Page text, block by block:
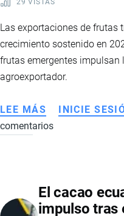
LA
29 VISTAS
Las exportaciones de frutas
crecimiento sostenido en
frutas emergentes impulsan
agroexportador.
LEE MÁS SOBRE
EXPORTACIÓN
DE
ECUADOR
INICIE
comentarios
El cacao
impulso tras